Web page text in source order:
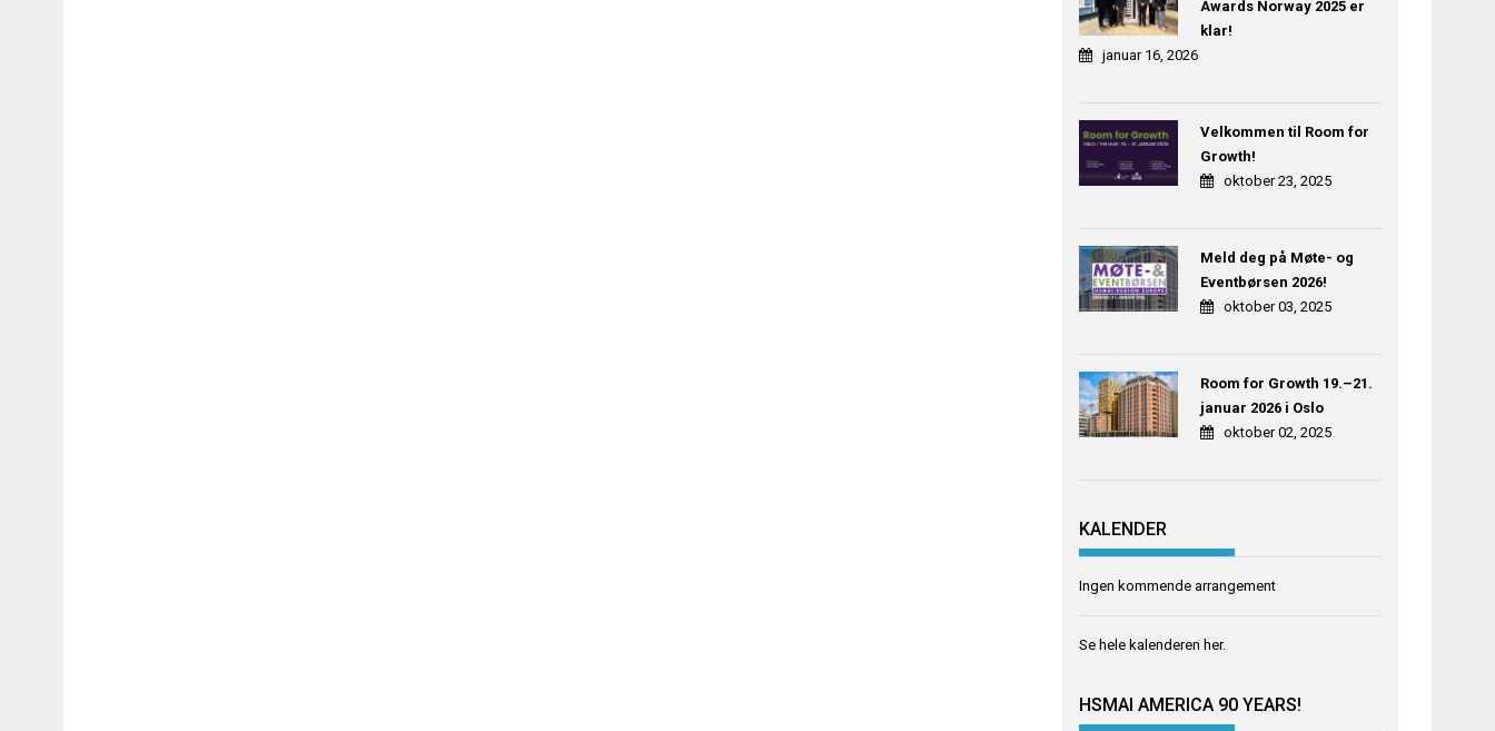
Awards Norway 2025 er
klar!
januar 16, 2026
Velkommen til Room for
Growth!
oktober 23, 2025
Meld deg på Møte- og
Eventbørsen 2026!
oktober 03, 2025
Room for Growth 19.–21.
januar 2026 i Oslo
oktober 02, 2025
KALENDER
Ingen kommende arrangement
Se hele kalenderen her.
HSMAI AMERICA 90 YEARS!